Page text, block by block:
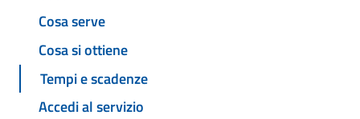
Cosa serve
Cosa si ottiene
Tempi e scadenze
Accedi al servizio